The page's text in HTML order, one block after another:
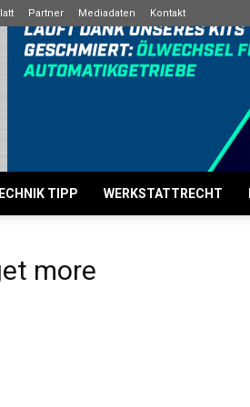
Partner Mediadaten Kontakt
TIPP WERKSTATTRECHT
more